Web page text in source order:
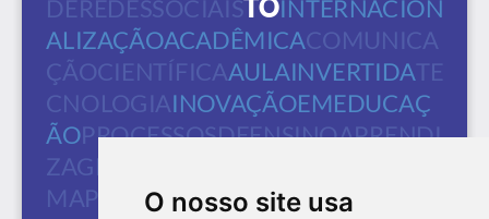
O nosso site usa